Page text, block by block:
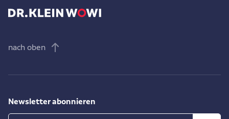
nach oben
Newsletter abonnieren